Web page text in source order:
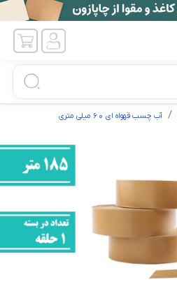
آب چسب قهواه ای ۶۰ میلی متری